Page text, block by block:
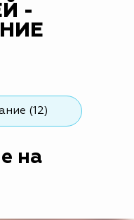
-
(12)
на